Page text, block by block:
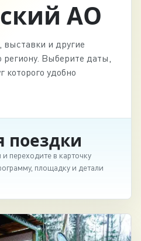
АО
и другие
Выберите даты,
которого удобно
поездки
переходите в карточку
площадку и детали